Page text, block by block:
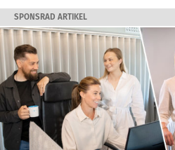
SPONSRAD ARTIKEL